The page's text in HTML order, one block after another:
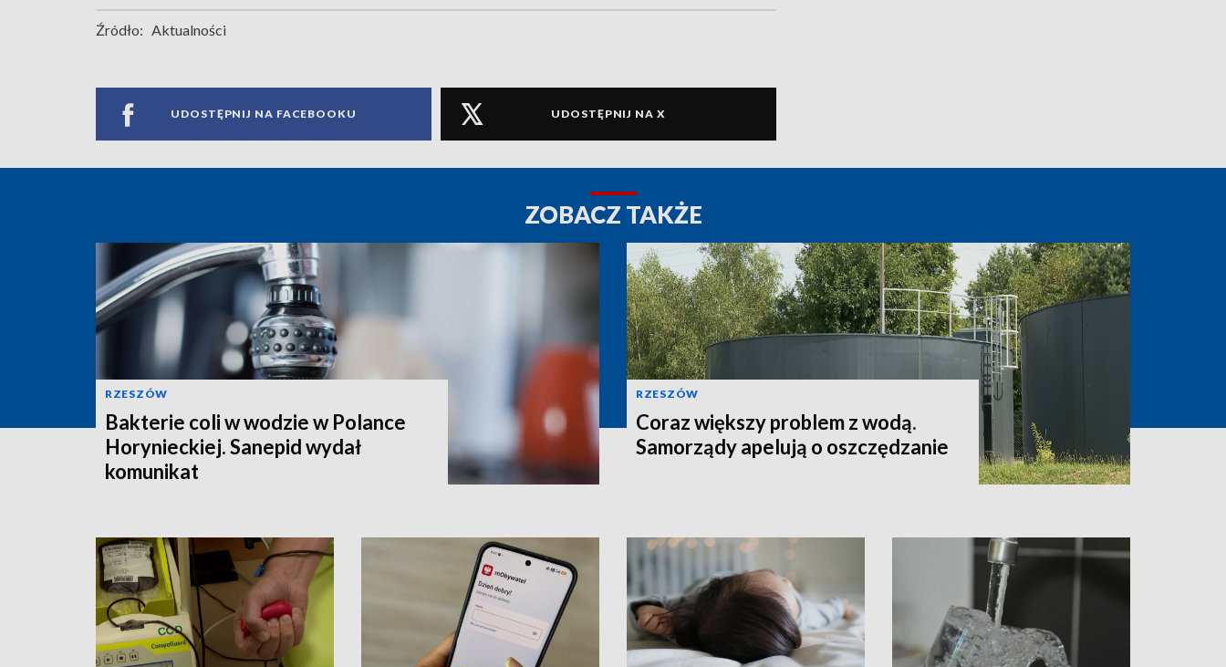
Źródło: Aktualności
UDOSTĘPNIJ NA FACEBOOKU UDOSTĘPNIJ NA X
ZOBACZ TAKŻE
RZESZÓW
Bakterie coli w wodzie w Polance
Horynieckiej. Sanepid wydał
komunikat
RZESZÓW
Coraz większy problem z wodą.
Samorządy apelują o oszczędzanie